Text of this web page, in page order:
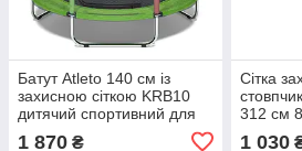
Батут Atleto 140 см із
захисною сіткою KRB10
дитячий спортивний для
1 870 ₴
Сітка
312 см
1 030